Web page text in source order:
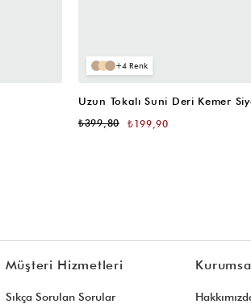
4
Uzun Tokalı Suni Deri Kemer
₺199,90
₺399,80
Müşteri Hizmetleri
Sıkça Sorulan Sorular